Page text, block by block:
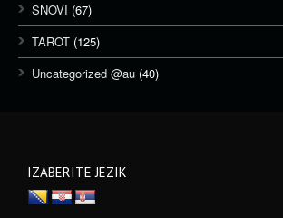
SNOVI (67)
TAROT (125)
Uncategorized @au (40)
IZABERITE JEZIK